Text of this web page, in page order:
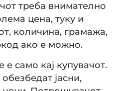
треба внимателно
цена, туку и
количина, грамажа,
ако е можно.
само кај купувачот.
јасни,